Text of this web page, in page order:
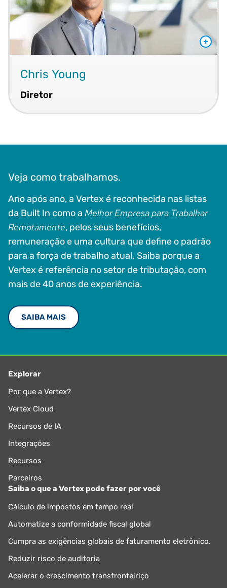
Chris Young
Diretor
Veja como trabalhamos.
Ano após ano, a Vertex é reconhecida nas listas
da Built In como a Melhor Empresa para Trabalhar
Remotamente, pelos seus benefícios,
remuneração e uma cultura que define o padrão
para a força de trabalho atual. Saiba porque a
Vertex é referência no setor de tributação, com
mais de 40 anos de experiência.
SAIBA MAIS
Explorar
Por que a Vertex?
Vertex Cloud
Recursos de IA
Integrações
Recursos
Parceiros
Saiba o que a Vertex pode fazer por você
Cálculo de impostos em tempo real
Automatize a conformidade fiscal global
Cumpra as exigências globais de faturamento eletrônico.
Reduzir risco de auditoria
Acelerar o crescimento transfronteiriço